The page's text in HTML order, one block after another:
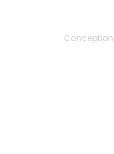
Conception